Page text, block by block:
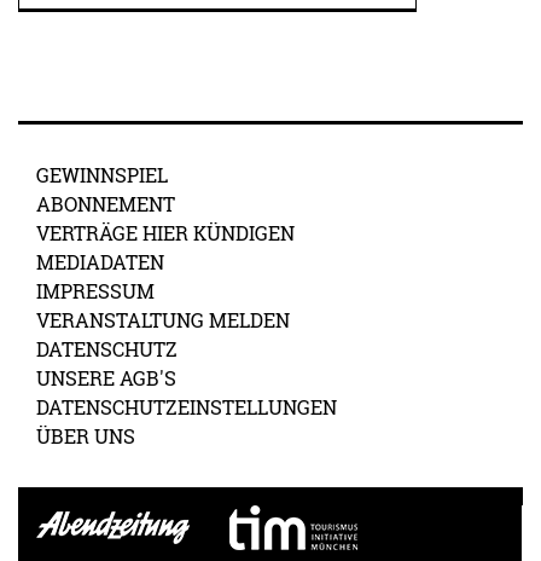
GEWINNSPIEL
ABONNEMENT
VERTRÄGE HIER KÜNDIGEN
MEDIADATEN
IMPRESSUM
VERANSTALTUNG MELDEN
DATENSCHUTZ
UNSERE AGB'S
DATENSCHUTZEINSTELLUNGEN
ÜBER UNS